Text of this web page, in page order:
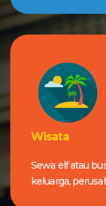
Wisata
Sewa elf atau
keluarga,